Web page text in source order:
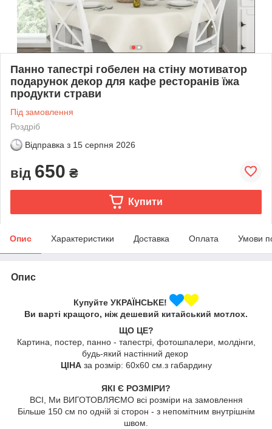
Панно тапестрі гобелен на стіну мотиватор
подарунок декор для кафе ресторанів їжа
продукти страви
Під замовлення
Роздріб
Відправка з 15 серпня 2026
від 650 ₴
Купити
Опис Характеристики Доставка Оплата Умови
Опис
Купуйте УКРАЇНСЬКЕ!
Ви варті кращого, ніж дешевий китайський мотлох.
ЩО ЦЕ?
Картина, постер, панно - тапестрі, фотошпалери, молдінги,
будь-який настінний декор
ЦІНА за розмір: 60х60 см.з габардину
ЯКІ Є РОЗМІРИ?
ВСІ, Ми ВИГОТОВЛЯЄМО всі розміри на замовлення
Більше 150 см по одній зі сторон - з непомітним внутрішнім
швом.